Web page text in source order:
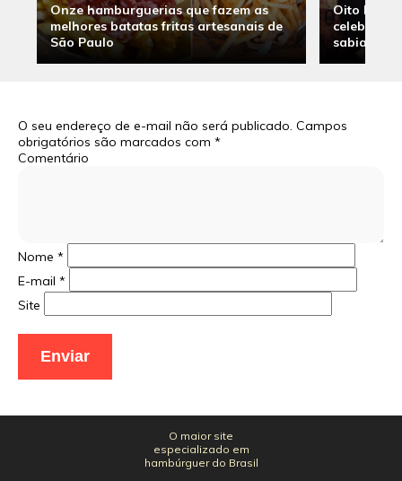
Onze hamburguerias que fazem as
melhores batatas fritas artesanais de
São Paulo
Oito
sabia
O seu endereço de e-mail não será publicado. Campos
obrigatórios são marcados com *
Comentário
Nome *
E-mail *
Site
O maior site
especializado em
hambúrguer do Brasil